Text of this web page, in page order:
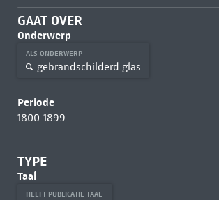
GAAT OVER
Onderwerp
ALS ONDERWERP
gebrandschilderd glas
Periode
1800-1899
TYPE
Taal
HEEFT PUBLICATIE TAAL